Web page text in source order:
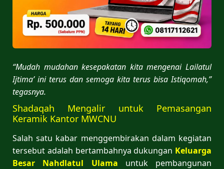
“Mudah mudahan kesepakatan kita mengenai Lailatul
Ijtima’ ini terus dan semoga kita terus bisa Istiqomah,”
tegasnya.
Shadaqah Mengalir untuk Pemasangan
Keramik Kantor MWCNU
Salah satu kabar menggembirakan dalam kegiatan
tersebut adalah bertambahnya dukungan Keluarga
Besar Nahdlatul Ulama untuk pembangunan